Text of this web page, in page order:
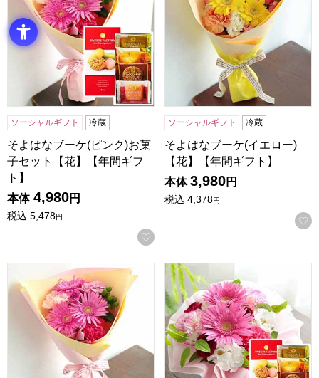
ソーシャルギフト 冷蔵
そよはなブーケ(ピンク)お菓
子セット【花】【年間ギフ
ト】
本体 4,980円
税込 5,478円
お気に入りに登録する
ソーシャルギフト 冷蔵
そよはなブーケ(イエロー)
【花】【年間ギフト】
本体 3,980円
税込 4,378円
そよはなブーケ(ピンク)【花】【年間ギフト】アレンジ「フルリーナ」(ピ